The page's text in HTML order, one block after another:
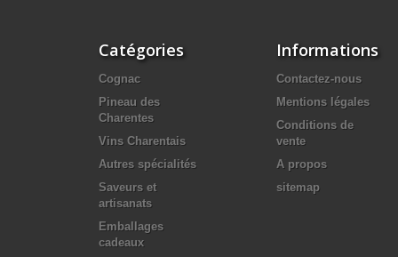
Catégories
Cognac
Pineau des
Charentes
Vins Charentais
Autres spécialités
Saveurs et
artisanats
Emballages
cadeaux
Informations
Contactez-nous
Mentions légales
Conditions de
vente
A propos
sitemap